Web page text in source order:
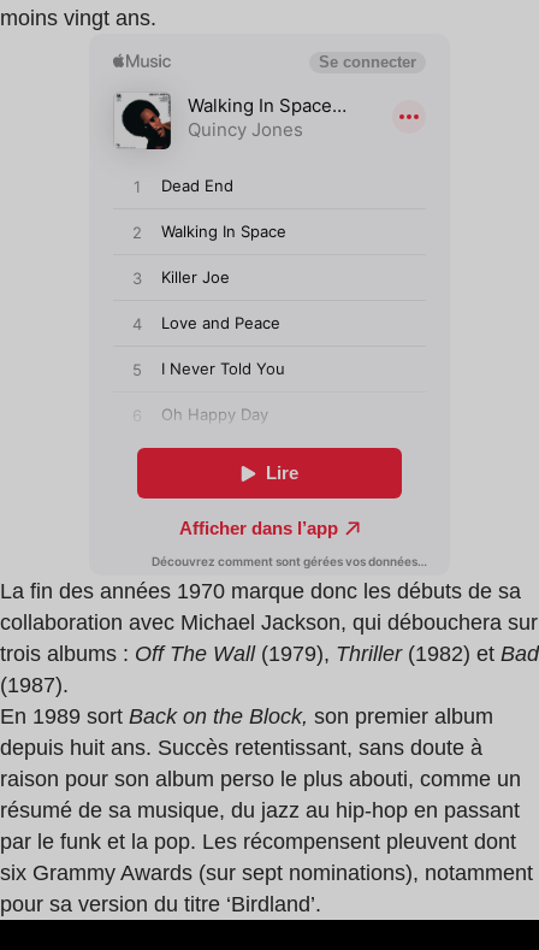
moins vingt ans.
La fin des années 1970 marque donc les débuts de sa
collaboration avec Michael Jackson, qui débouchera sur
trois albums : Off The Wall(1979), Thriller(1982) et Bad
(1987).
En 1989 sort Back on the Block, son premier album
depuis huit ans. Succès retentissant, sans doute à
raison pour son album perso le plus abouti, comme un
résumé de sa musique, du jazz au hip-hop en passant
par le funk et la pop. Les récompensent pleuvent dont
six Grammy Awards (sur sept nominations), notamment
pour sa version du titre ‘Birdland’.